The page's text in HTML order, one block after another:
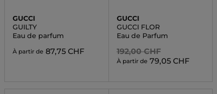
GUCCI
GUILTY
Eau de parfum
À partir de 87,75 CHF
GUCCI
GUCCI FLOR
Eau de Parfum
192,00 CHF
À partir de 79,05 CHF